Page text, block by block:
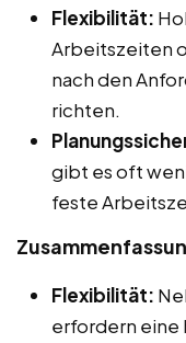
Flexibilität:
Arbeitszeiten
nach den
richten.
gibt es oft
feste
Flexibilität:
erfordern eine